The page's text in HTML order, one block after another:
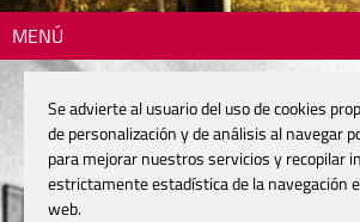
MENÚ
Se advierte al usuario del uso de cookies
de personalización y de análisis al navegar
para mejorar nuestros servicios y recopilar
estrictamente estadística de la navegación
web.